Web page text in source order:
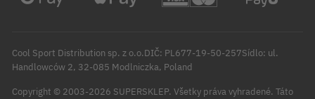
Cool Sport Distribution sp. z o.o.DIČ: PL677-19-50-257Sídlo: ul.
Handlowców 2, 32-085 Modlniczka, Poland
Copyright © 2003-2026 SUPERSKLEP. Všetky práva vyhradené. Táto